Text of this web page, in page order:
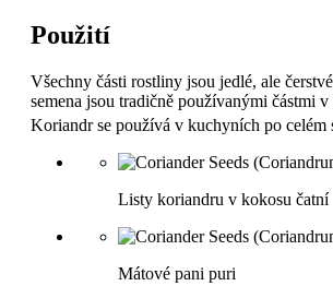
Použití
Všechny části rostliny jsou jedlé, ale
semena jsou tradičně používanými částmi
Koriandr se používá v kuchyních po celém
Listy koriandru v kokosu čatní
Mátové pani puri